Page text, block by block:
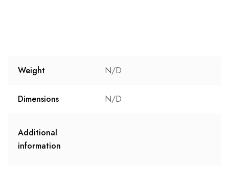
Weight N/D
Dimensions N/D
Additional
information